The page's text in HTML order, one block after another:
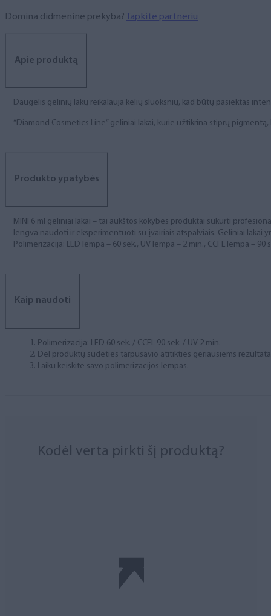
Domina didmeninė prekyba? Tapkite partneriu
Apie produktą
Daugelis gelinių lakų reikalauja kelių sluoksnių, kad būtų pasiektas
“Diamond Cosmetics Line” geliniai lakai, kurie užtikrina stiprų
Produkto ypatybės
MINI 6 ml geliniai lakai – tai aukštos kokybės produktai sukurti
lengva naudoti ir eksperimentuoti su įvairiais atspalviais. Geliniai lakai
Polimerizacija: LED lempa – 60 sek., UV lempa – 2 min., CCFL lempa – 90
Kaip naudoti
Polimerizacija: LED 60 sek. / CCFL 90 sek. / UV 2 min.
Dėl produktų sudėties tarpusavio atitikties geriausiems
Laiku keiskite savo polimerizacijos lempas.
Kodėl verta pirkti šį produktą?